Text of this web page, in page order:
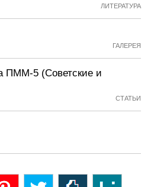
ЛИТЕРАТУРА
ГАЛЕРЕЯ
ПММ-5 (Советские и
СТАТЬИ